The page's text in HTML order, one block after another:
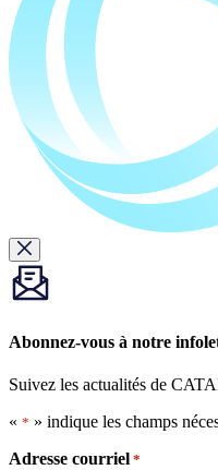
Abonnez-vous à notre
Suivez les actualités de
« * » indique les champs
Adresse courriel *